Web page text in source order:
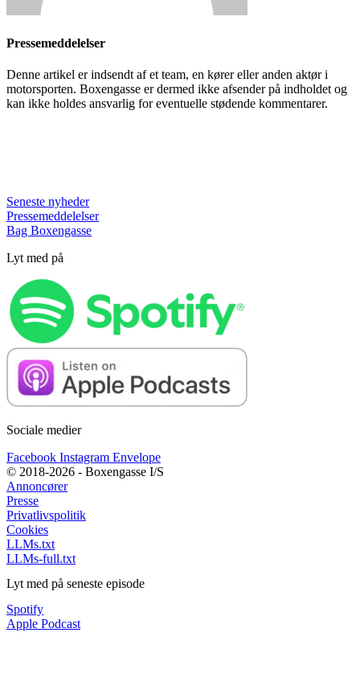
Pressemeddelelser
Denne artikel er indsendt af et team, en kører eller anden aktør i
motorsporten. Boxengasse er dermed ikke afsender på indholdet og
kan ikke holdes ansvarlig for eventuelle stødende kommentarer.
Seneste nyheder
Pressemeddelelser
Bag Boxengasse
Lyt med på
Sociale medier
Facebook Instagram Envelope
© 2018-2026 - Boxengasse I/S
Annoncører
Presse
Privatlivspolitik
Cookies
LLMs.txt
LLMs-full.txt
Lyt med på seneste episode
Spotify
Apple Podcast